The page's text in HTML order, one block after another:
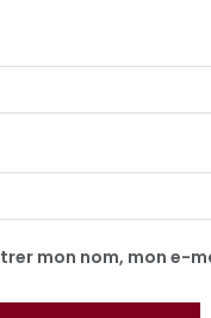
mon nom, mon e-